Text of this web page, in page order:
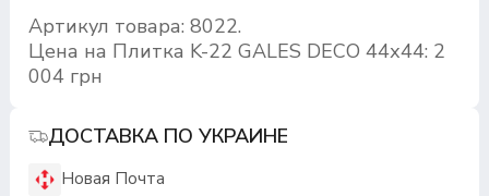
Артикул товара: 8022.
Цена на Плитка K-22 GALES DECO 44х44: 2
004 грн
ДОСТАВКА ПО УКРАИНЕ
Новая Почта